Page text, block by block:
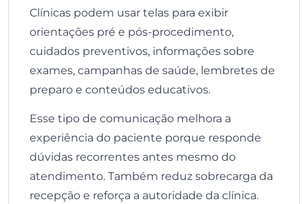
Clínicas podem usar telas para exibir
orientações pré e pós-procedimento,
cuidados preventivos, informações sobre
exames, campanhas de saúde, lembretes de
preparo e conteúdos educativos.
Esse tipo de comunicação melhora a
experiência do paciente porque responde
dúvidas recorrentes antes mesmo do
atendimento. Também reduz sobrecarga da
recepção e reforça a autoridade da clínica.